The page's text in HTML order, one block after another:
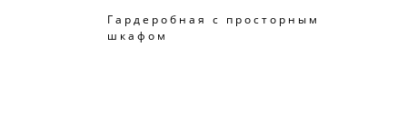
Гардеробная с просторным
шкафом